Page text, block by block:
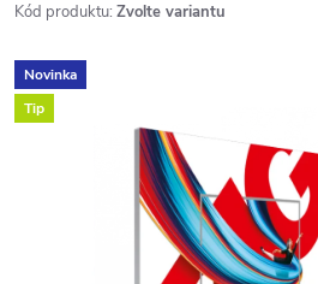
Kód produktu: Zvolte variantu
Novinka
Tip